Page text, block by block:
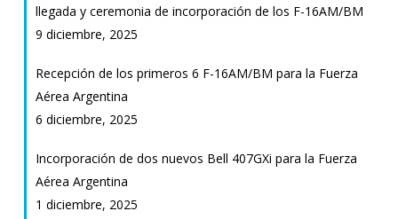
llegada y ceremonia de incorporación de los F-16AM/BM
9 diciembre, 2025
Recepción de los primeros 6 F-16AM/BM para la Fuerza
Aérea Argentina
6 diciembre, 2025
Incorporación de dos nuevos Bell 407GXi para la Fuerza
Aérea Argentina
1 diciembre, 2025